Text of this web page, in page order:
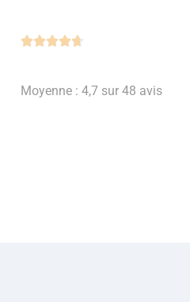

Moyenne : 4,7 sur 48 avis